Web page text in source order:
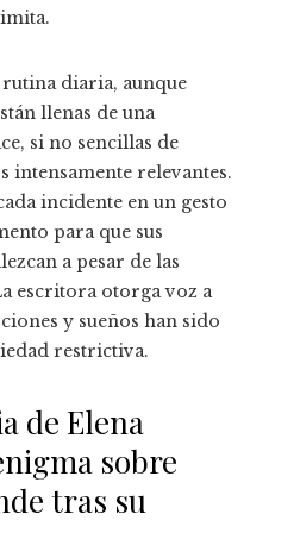
rutina diaria, aunque
llenas de una
si no sencillas de
intensamente relevantes.
incidente en un gesto
para que sus
a pesar de las
escritora otorga voz a
y sueños han sido
restrictiva.
de Elena
sobre
tras su